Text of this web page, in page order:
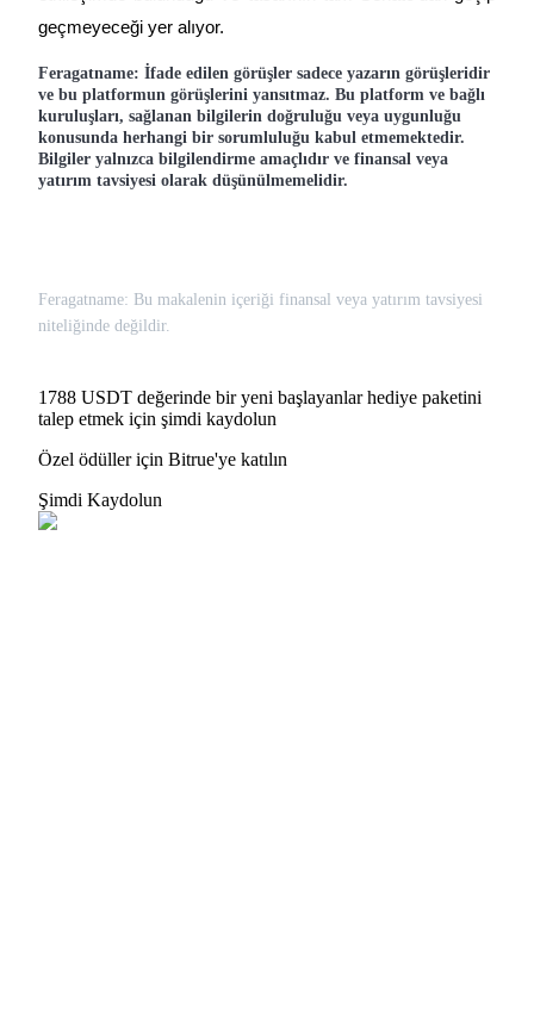
geçmeyeceği yer alıyor.
Feragatname: İfade edilen görüşler sadece yazarın görüşleridir
ve bu platformun görüşlerini yansıtmaz. Bu platform ve bağlı
kuruluşları, sağlanan bilgilerin doğruluğu veya uygunluğu
konusunda herhangi bir sorumluluğu kabul etmemektedir.
Bilgiler yalnızca bilgilendirme amaçlıdır ve finansal veya
yatırım tavsiyesi olarak düşünülmemelidir.
Feragatname: Bu makalenin içeriği finansal veya yatırım tavsiyesi
niteliğinde değildir.
1788 USDT değerinde bir yeni başlayanlar hediye paketini
talep etmek için şimdi kaydolun
Özel ödüller için Bitrue'ye katılın
Şimdi Kaydolun